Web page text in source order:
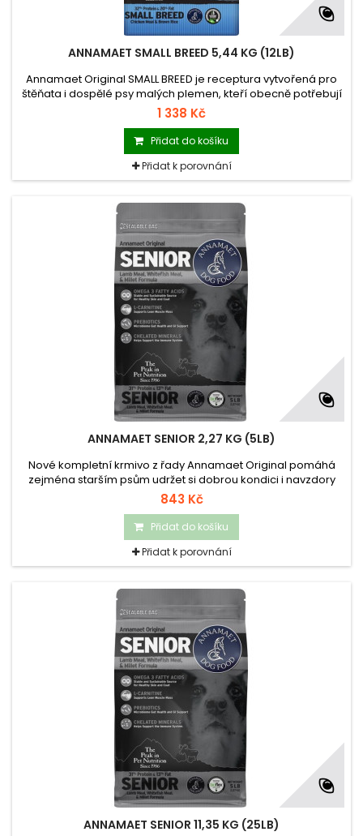
ANNAMAET SMALL BREED 5,44 KG (12LB)
Annamaet Original SMALL BREED je receptura vytvořená pro
štěňata i dospělé psy malých plemen, kteří obecně potřebují
koncentrovanější krmivo s vyšší hustotou živin v malé porci.
1 338 Kč
Přidat do košíku
Přidat k porovnání
ANNAMAET SENIOR 2,27 KG (5LB)
Nové kompletní krmivo z řady Annamaet Original pomáhá
zejména starším psům udržet si dobrou kondici i navzdory
vyššímu věku.
843 Kč
Přidat do košíku
Přidat k porovnání
ANNAMAET SENIOR 11,35 KG (25LB)